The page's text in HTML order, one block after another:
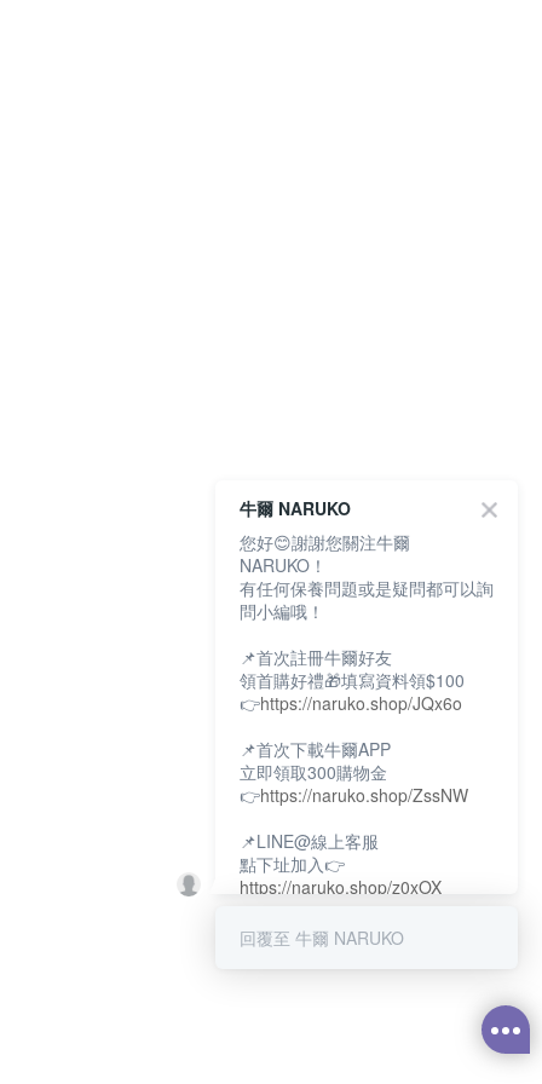
牛爾 NARUKO
您好😊謝謝您關注牛爾
NARUKO！
有任何保養問題或是疑問都可以詢
問小編哦！
📌首次註冊牛爾好友
領首購好禮🎁填寫資料領$100
👉https://naruko.shop/JQx6o
📌首次下載牛爾APP
立即領取300購物金
👉https://naruko.shop/ZssNW
📌LINE@線上客服
點下址加入👉
https://naruko.shop/z0xOX
📌電話客服：02-26581707
回覆至 牛爾 NARUKO